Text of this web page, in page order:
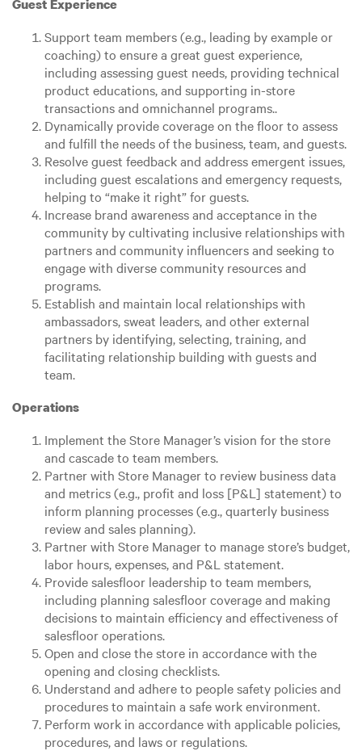
Guest Experience
Support team members (e.g., leading by example or
coaching) to ensure a great guest experience,
including assessing guest needs, providing technical
product educations, and supporting in-store
transactions and omnichannel programs..
Dynamically provide coverage on the floor to assess
and fulfill the needs of the business, team, and guests.
Resolve guest feedback and address emergent issues,
including guest escalations and emergency requests,
helping to “make it right” for guests.
Increase brand awareness and acceptance in the
community by cultivating inclusive relationships with
partners and community influencers and seeking to
engage with diverse community resources and
programs.
Establish and maintain local relationships with
ambassadors, sweat leaders, and other external
partners by identifying, selecting, training, and
facilitating relationship building with guests and
team.
Operations
Implement the Store Manager’s vision for the store
and cascade to team members.
Partner with Store Manager to review business data
and metrics (e.g., profit and loss [P&L] statement) to
inform planning processes (e.g., quarterly business
review and sales planning).
Partner with Store Manager to manage store’s budget,
labor hours, expenses, and P&L statement.
Provide salesfloor leadership to team members,
including planning salesfloor coverage and making
decisions to maintain efficiency and effectiveness of
salesfloor operations.
Open and close the store in accordance with the
opening and closing checklists.
Understand and adhere to people safety policies and
procedures to maintain a safe work environment.
Perform work in accordance with applicable policies,
procedures, and laws or regulations.